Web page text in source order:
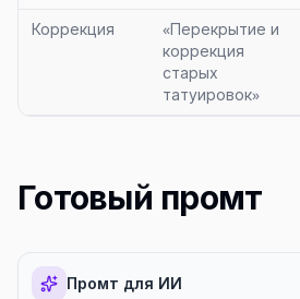
Коррекция
«Перекрытие и
коррекция
старых
татуировок»
Готовый промт
Промт для ИИ